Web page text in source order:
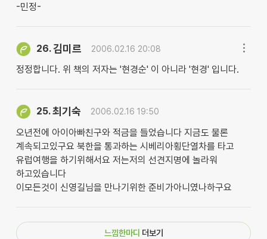
-민정-
26.김미르 2006.02.16 20:08
정정합니다. 위 책의 저자는 '현경순' 이 아니라 '현경' 입니다.
25.최기숙 2006.02.16 19:50
오년전에 아이아빠친구와 적금을 들었습니다 지금도 물론
계속되고있구요 북한을 통과하는 시베리아횡단열차를 타고
유럽여행을 하기위해서요 저는저의 선견지명에 놀라워
하고있습니다
이모든것이 신영길님을 만나기위한 준비가아니였나하구요
느낌한마디 더보기